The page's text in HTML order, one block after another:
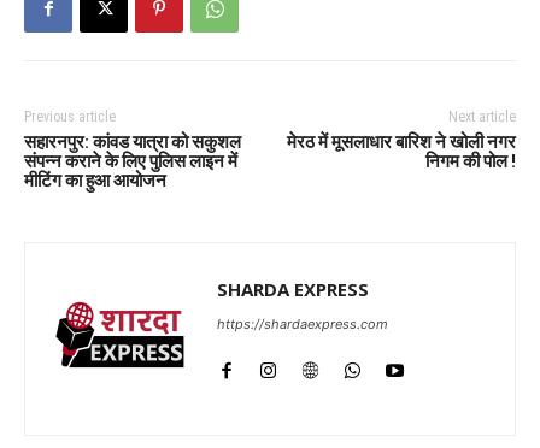
Previous article
सहारनपुर: कांवड यात्रा को सकुशल
संपन्न कराने के लिए पुलिस लाइन में
मीटिंग का हुआ आयोजन
Next article
मेरठ में मूसलाधार बारिश ने खोली नगर
निगम की पोल !
SHARDA EXPRESS
https://shardaexpress.com